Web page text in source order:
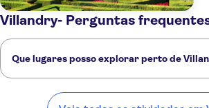
Villandry- Perguntas
Que lugares posso explorar perto de
Villandry: